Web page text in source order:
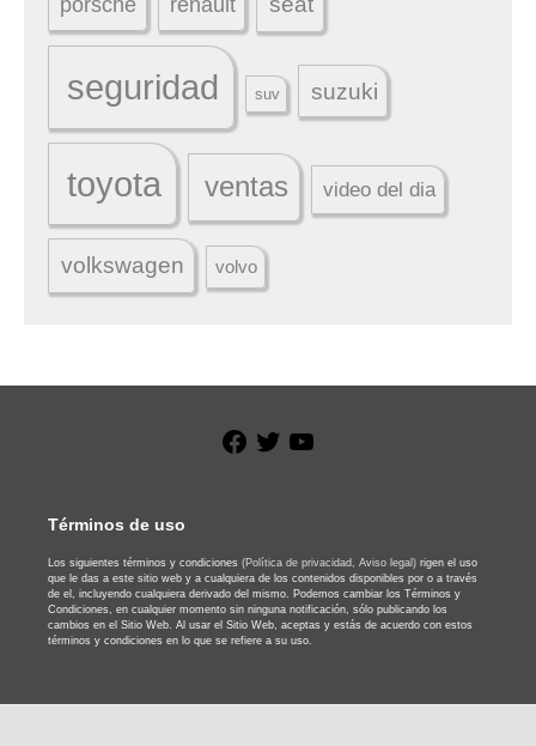
porsche renault
seguridad suv suzuki
toyota ventas video del dia
volkswagen volvo
Facebook
Twitter
Términos de uso
Los siguientes términos y condiciones (Política de privacidad, Aviso legal) rigen el uso
que le das a este sitio web y a cualquiera de los contenidos disponibles por o a través
de el, incluyendo cualquiera derivado del mismo. Podemos cambiar los Términos y
Condiciones, en cualquier momento sin ninguna notificación, sólo publicando los
cambios en el Sitio Web. Al usar el Sitio Web, aceptas y estás de acuerdo con estos
términos y condiciones en lo que se refiere a su uso.